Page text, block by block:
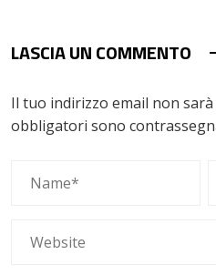
LASCIA UN COMMENTO
Il tuo indirizzo email non
obbligatori sono